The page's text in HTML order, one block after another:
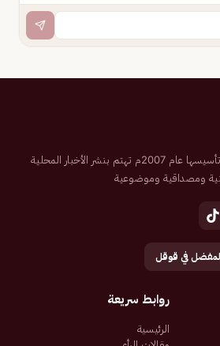
صحيفة إلكترونية سعودية تم تأسيسها عام 2007م تهتم بنشر الأخبار المحلية
ومصداقية وموضوعية
في قوقل
روابط سريعة
الرئيسية